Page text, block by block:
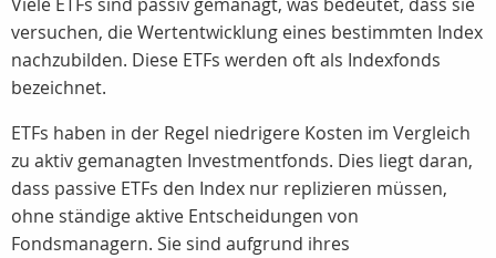
versuchen, die Wertentwicklung eines bestimmten Index
nachzubilden. Diese ETFs werden oft als Indexfonds
bezeichnet.
ETFs haben in der Regel niedrigere Kosten im Vergleich
zu aktiv gemanagten Investmentfonds. Dies liegt daran,
dass passive ETFs den Index nur replizieren müssen,
ohne ständige aktive Entscheidungen von
Fondsmanagern. Sie sind aufgrund ihres